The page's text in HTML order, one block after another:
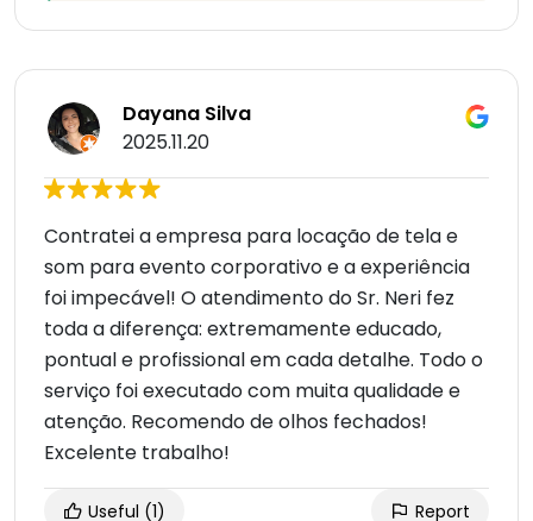
Dayana Silva
2025.11.20
Contratei a empresa para locação de tela e
som para evento corporativo e a experiência
foi impecável! O atendimento do Sr. Neri fez
toda a diferença: extremamente educado,
pontual e profissional em cada detalhe. Todo o
serviço foi executado com muita qualidade e
atenção. Recomendo de olhos fechados!
Excelente trabalho!
Useful (1) Report